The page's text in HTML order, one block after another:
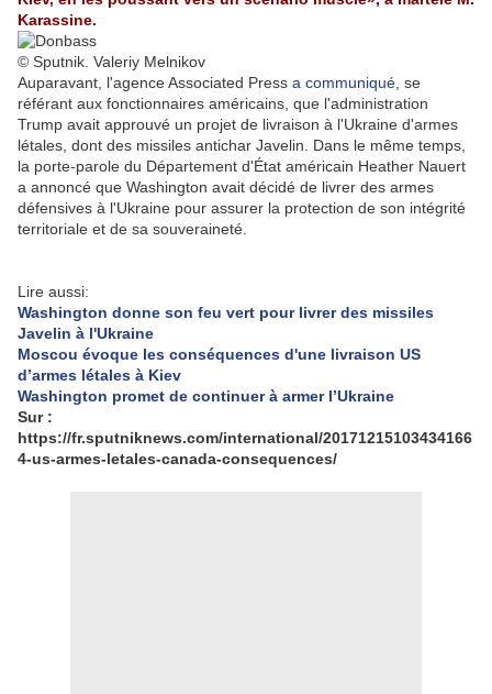
Karassine.
© Sputnik. Valeriy Melnikov
Auparavant, l'agence Associated Press a communiqué , se
référant aux fonctionnaires américains, que l'administration
Trump avait approuvé un projet de livraison à l'Ukraine d'armes
létales, dont des missiles antichar Javelin. Dans le même temps,
la porte-parole du Département d'État américain Heather Nauert
a annoncé que Washington avait décidé de livrer des armes
défensives à l'Ukraine pour assurer la protection de son intégrité
territoriale et de sa souveraineté.
Lire aussi:
Washington donne son feu vert pour livrer des missiles
Javelin à l'Ukraine
Moscou évoque les conséquences d'une livraison US
d’armes létales à Kiev
Washington promet de continuer à armer l’Ukraine
Sur :
https://fr.sputniknews.com/international/20171215103434166
4-us-armes-letales-canada-consequences/